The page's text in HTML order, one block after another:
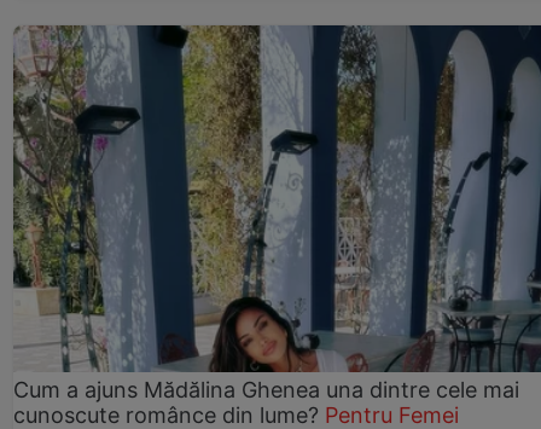
Cum a ajuns Mădălina Ghenea una dintre cele mai
cunoscute românce din lume? Pentru Femei